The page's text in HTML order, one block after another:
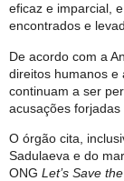
eficaz e imparcial,
encontrados e
De acordo com a
direitos humanos e
continuam a ser
acusações forjadas
O órgão cita,
Sadulaeva e do
ONG Let’s Save